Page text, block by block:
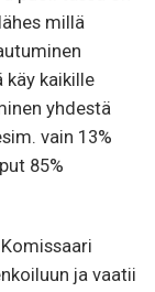
millä
käy kaikille
yhdestä
vain 13%
85%
ja vaatii